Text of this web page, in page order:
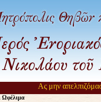
Ας μην
Ωφέλιμα